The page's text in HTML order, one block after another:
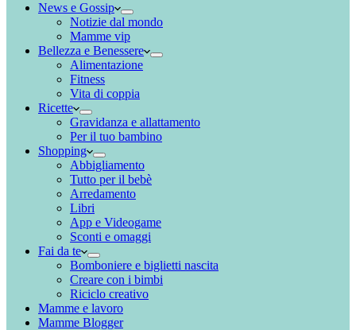
News e Gossip
Notizie dal mondo
Mamme vip
Bellezza e Benessere
Alimentazione
Fitness
Vita di coppia
Ricette
Gravidanza e allattamento
Per il tuo bambino
Shopping
Abbigliamento
Tutto per il bebè
Arredamento
Libri
App e Videogame
Sconti e omaggi
Fai da te
Bomboniere e biglietti nascita
Creare con i bimbi
Riciclo creativo
Mamme e lavoro
Mamme Blogger